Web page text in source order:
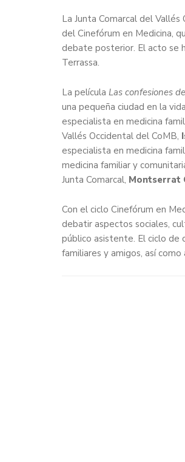
La Junta Comarcal del
del Cinefórum en Medicina,
debate posterior. El acto se
Terrassa.
La película Las confesiones
una pequeña ciudad en la
especialista en medicina
Vallés Occidental del CoMB,
especialista en medicina
medicina familiar y
Junta Comarcal, Montserrat
Con el ciclo Cinefórum en
debatir aspectos sociales,
público asistente. El ciclo de
familiares y amigos, así